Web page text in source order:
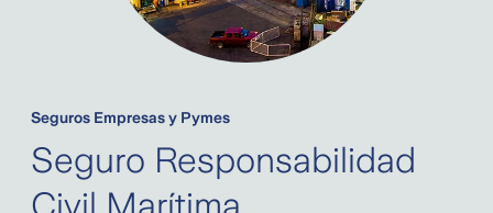
Seguros Empresas y Pymes
Seguro Responsabilidad